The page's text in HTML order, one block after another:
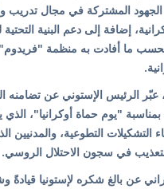
الجهود المشتركة في مجال تدريب
إضافة إلى دعم البنية
بحسب ما أفادت به منظمة
الرئيس الإستوني عن تضامنه
بمناسبة "يوم حماة أوكرانيا"،
التشكيلات التطوعية، والمدنيين
في سجون الاحتلال الروسي.
عن بالغ شكره لإستونيا قيادةً